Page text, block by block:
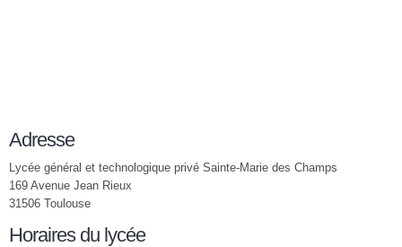
Adresse
Lycée général et technologique privé Sainte-Marie des Champs
169 Avenue Jean Rieux
31506 Toulouse
Horaires du lycée